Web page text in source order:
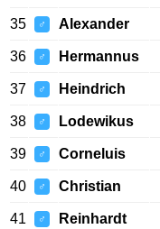
35 ♂ Alexander
36 ♂ Hermannus
37 ♂ Heindrich
38 ♂ Lodewikus
39 ♂ Corneluis
40 ♂ Christian
41 ♂ Reinhardt